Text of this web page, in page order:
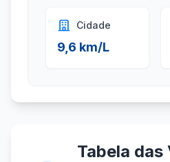
Cidade
9,6 km/L
Tabela das